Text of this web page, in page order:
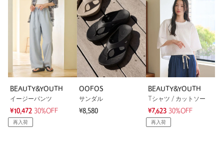
BEAUTY&YOUTH
イージーパンツ
¥10,472 30%OFF
再入荷
OOFOS
サンダル
¥8,580
BEAUTY&YOUTH
Tシャツ / カットソー
¥7,623 30%OFF
再入荷